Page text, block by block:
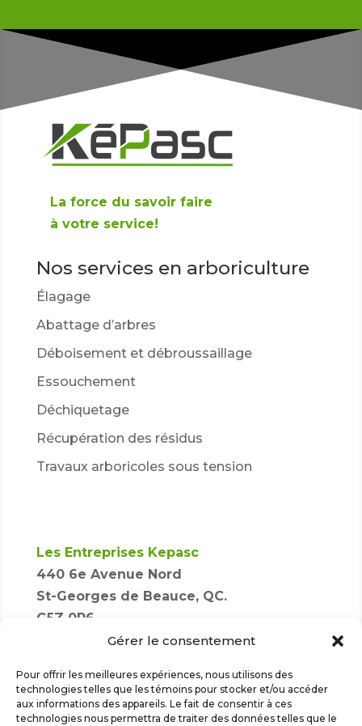
Gérer le consentement
Pour offrir les meilleures expériences, nous utilisons des
technologies telles que les témoins pour stocker et/ou accéder
aux informations des appareils. Le fait de consentir à ces
technologies nous permettra de traiter des données telles que le
La force du savoir faire
à votre service!
Nos services en arboriculture
Élagage
Abattage d’arbres
Déboisement et débroussaillage
Essouchement
Déchiquetage
Récupération des résidus
Travaux arboricoles sous tension
Les Entreprises Kepasc
440 6e Avenue Nord
St-Georges de Beauce, QC.
G5Z 0R6
 418 228-6118